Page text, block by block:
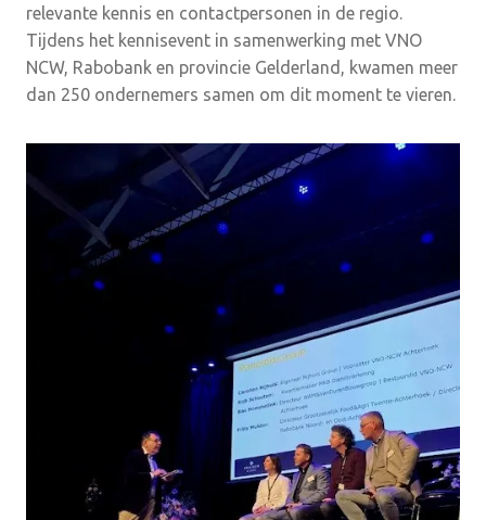
relevante kennis en contactpersonen in de regio.
Tijdens het kennisevent in samenwerking met VNO
NCW, Rabobank en provincie Gelderland, kwamen meer
dan 250 ondernemers samen om dit moment te vieren.